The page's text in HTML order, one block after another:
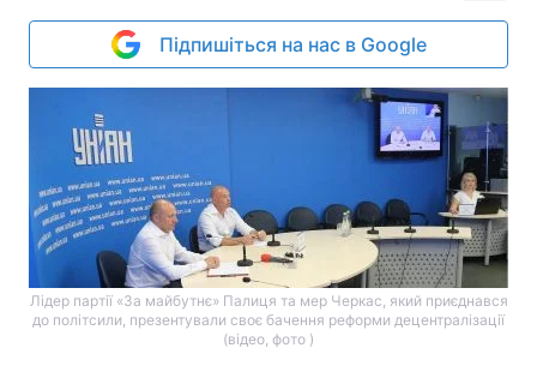
Підпишіться на нас в Google
Лідер партії «За майбутнє» Палиця та мер Черкас, який приєднався
до політсили, презентували своє бачення реформи децентралізації
(відео, фото )